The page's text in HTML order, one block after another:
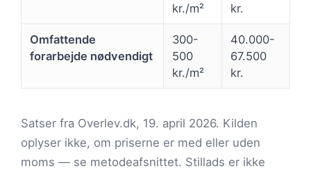
kr./m²
kr.
Omfattende
forarbejde nødvendigt
300-
500
kr./m²
40.000-
67.500
kr.
Satser fra Overlev.dk, 19. april 2026. Kilden
oplyser ikke, om priserne er med eller uden
moms — se metodeafsnittet. Stillads er ikke